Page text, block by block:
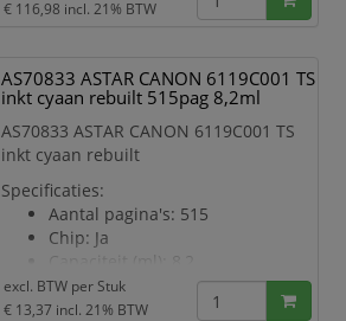
printer, wat zorgt voor probleemloos
gebruik en een nauwkeurige weergave
van het inktniveau. De hoge kwalit
€ 116,98 incl. 21% BTW
AS70833 ASTAR CANON 6119C001 TS
inkt cyaan rebuilt 515pag 8,2ml
AS70833 ASTAR CANON 6119C001 TS
inkt cyaan rebuilt
Specificaties:
Aantal pagina's: 515
Chip: Ja
Capaciteit (ml): 8,2
Kleur: blauw
Geschikt voor printermodel:
excl. BTW per Stuk
€ 13,37 incl. 21% BTW